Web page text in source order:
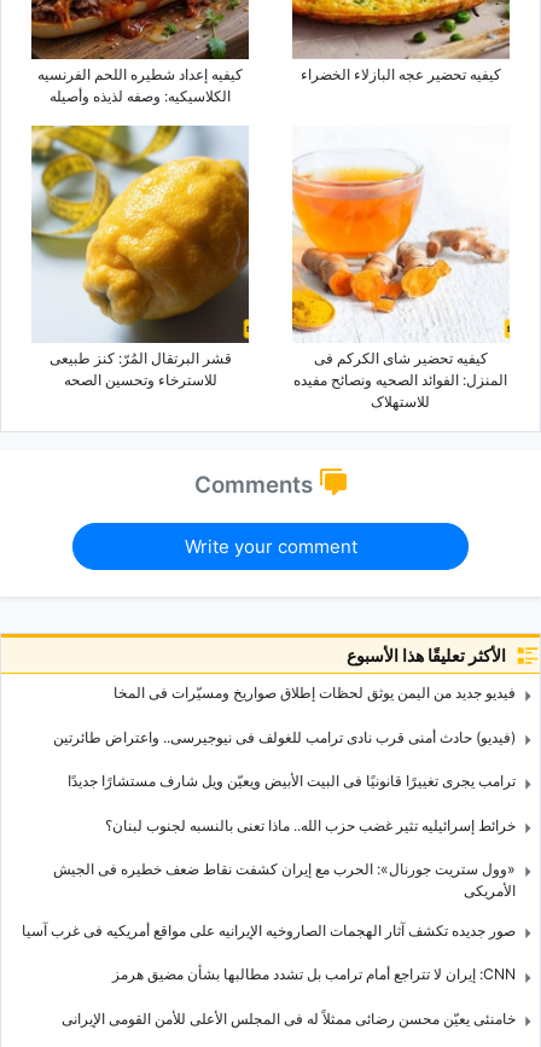
کیفیه تحضیر عجه البازلاء الخضراء
کیفیه إعداد شطیره اللحم الفرنسیه
الکلاسیکیه: وصفه لذیذه وأصیله
کیفیه تحضیر شای الکرکم فی
المنزل: الفوائد الصحیه ونصائح مفیده
للاستهلاک
قشر البرتقال المُرّ: کنز طبیعی
للاسترخاء وتحسین الصحه
Comments
Write your comment
الأكثر تعليقًا هذا الأسبوع
فیدیو جدید من الیمن یوثق لحظات إطلاق صواریخ ومسیّرات فی المخا
(فیدیو) حادث أمنی قرب نادی ترامب للغولف فی نیوجیرسی.. واعتراض طائرتین
ترامب یجری تغییرًا قانونیًا فی البیت الأبیض ویعیّن ویل شارف مستشارًا جدیدًا
خرائط إسرائیلیه تثیر غضب حزب الله.. ماذا تعنی بالنسبه لجنوب لبنان؟
«وول ستریت جورنال»: الحرب مع إیران کشفت نقاط ضعف خطیره فی الجیش
الأمریکی
صور جدیده تکشف آثار الهجمات الصاروخیه الإیرانیه على مواقع أمریکیه فی غرب آسیا
CNN: إیران لا تتراجع أمام ترامب بل تشدد مطالبها بشأن مضیق هرمز
خامنئی یعیّن محسن رضائی ممثلاً له فی المجلس الأعلى للأمن القومی الإیرانی